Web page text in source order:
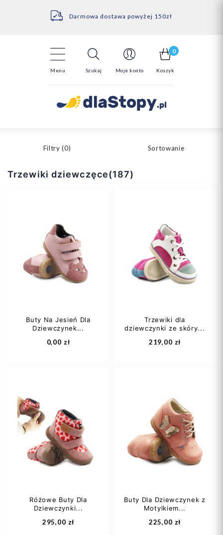
Darmowa dostawa powyżej 150zł
14 Dni na darmowy zwrot*
Menu Szukaj Moje konto
0
Koszyk
Filtry (0) Sortowanie
Trzewiki dziewczęce(187)
Buty Na Jesień Dla
Dziewczynek...
0,00 zł
21 22
23
24
25
Dodaj do koszyka
Trzewiki dla
dziewczynki ze skóry...
219,00 zł
23
Dodaj do koszyka
Różowe Buty Dla
Dziewczynki...
295,00 zł
Buty Dla Dziewczynek z
Motylkiem...
225,00 zł